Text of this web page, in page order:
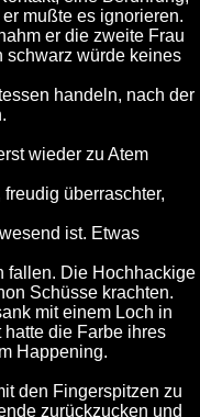
mußte es ignorieren.
er die zweite Frau
schwarz würde keines
handeln, nach der
wieder zu Atem
überraschter,
ist. Etwas
fallen. Die Hochhackige
Schüsse krachten.
mit einem Loch in
die Farbe ihres
Happening.
den Fingerspitzen zu
zurückzucken und